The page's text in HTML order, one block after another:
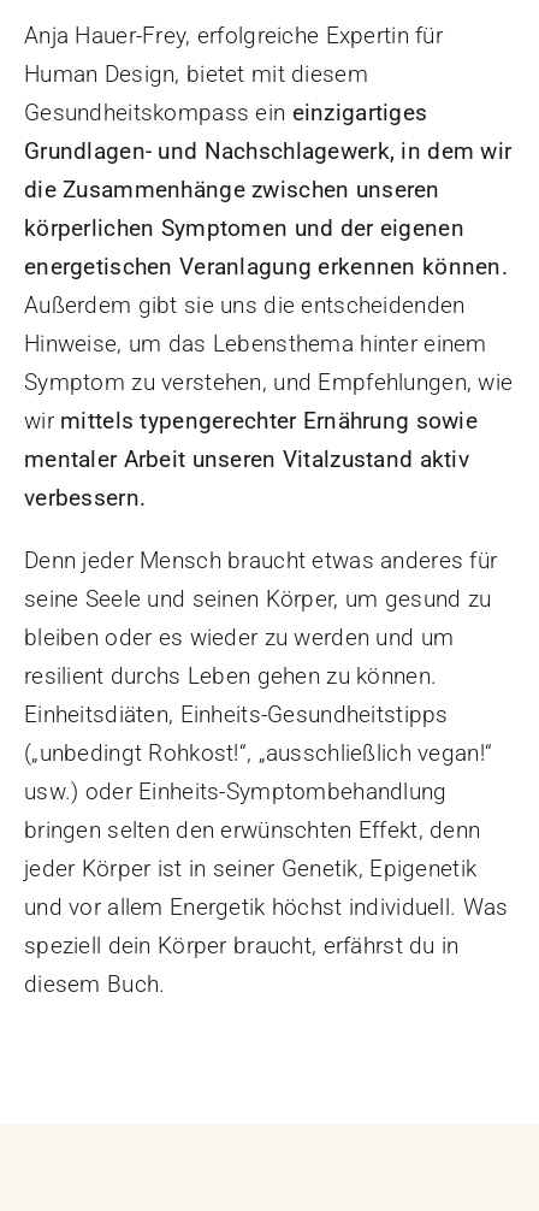
Anja Hauer-Frey, erfolgreiche Expertin für
Human Design, bietet mit diesem
Gesundheitskompass ein einzigartiges
Grundlagen- und Nachschlagewerk, in dem wir
die Zusammenhänge zwischen unseren
körperlichen Symptomen und der eigenen
energetischen Veranlagung erkennen können.
Außerdem gibt sie uns die entscheidenden
Hinweise, um das Lebensthema hinter einem
Symptom zu verstehen, und Empfehlungen, wie
wir mittels typengerechter Ernährung sowie
mentaler Arbeit unseren Vitalzustand aktiv
verbessern.
Denn jeder Mensch braucht etwas anderes für
seine Seele und seinen Körper, um gesund zu
bleiben oder es wieder zu werden und um
resilient durchs Leben gehen zu können.
Einheitsdiäten, Einheits-Gesundheitstipps
(„unbedingt Rohkost!“, „ausschließlich vegan!“
usw.) oder Einheits-Symptombehandlung
bringen selten den erwünschten Effekt, denn
jeder Körper ist in seiner Genetik, Epigenetik
und vor allem Energetik höchst individuell. Was
speziell dein Körper braucht, erfährst du in
diesem Buch.